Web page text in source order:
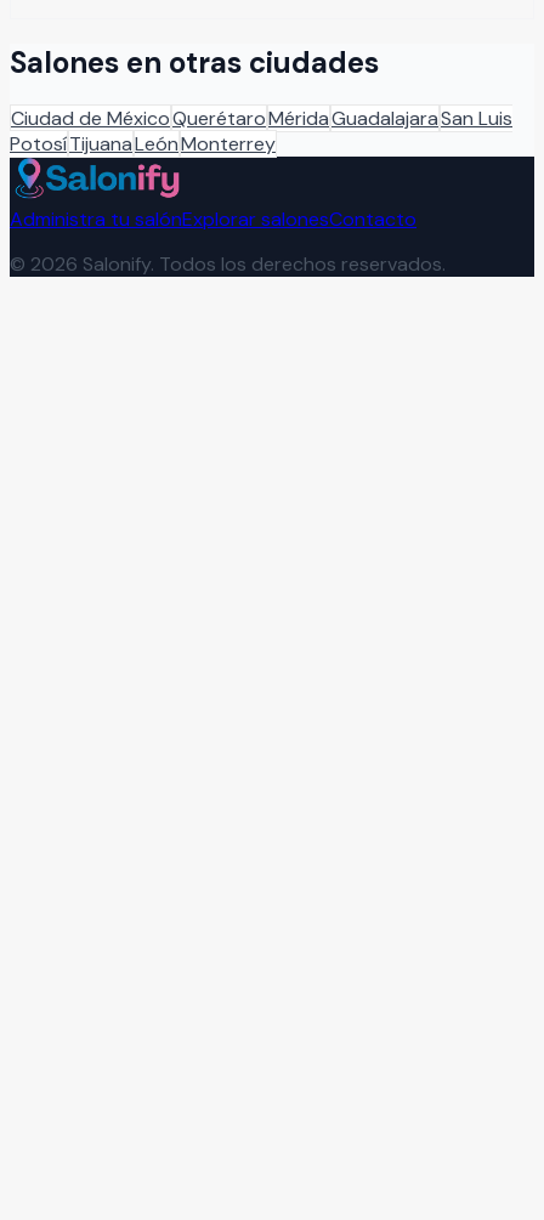
Salones en otras ciudades
Ciudad de MéxicoQuerétaroMéridaGuadalajaraSan Luis
PotosíTijuanaLeónMonterrey
Administra tu salónExplorar salonesContacto
© 2026 Salonify. Todos los derechos reservados.